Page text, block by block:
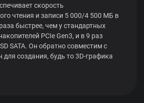
скорость
чтения и записи 5 000/4 500 МБ в
быстрее, чем у стандартных
PCIe Gen3, и в 9 раз
SATA. Он обратно совместим с
для создания, будь то 3D-графика